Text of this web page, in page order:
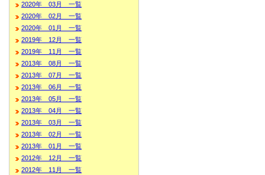
2020年 03月 一覧
2020年 02月 一覧
2020年 01月 一覧
2019年 12月 一覧
2019年 11月 一覧
2013年 08月 一覧
2013年 07月 一覧
2013年 06月 一覧
2013年 05月 一覧
2013年 04月 一覧
2013年 03月 一覧
2013年 02月 一覧
2013年 01月 一覧
2012年 12月 一覧
2012年 11月 一覧